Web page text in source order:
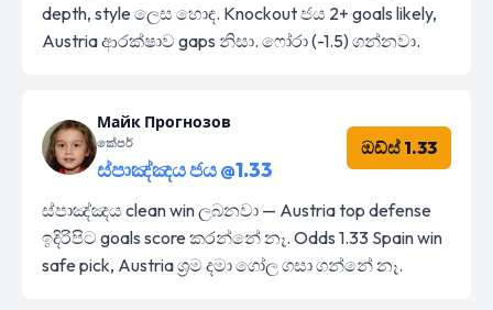
depth, style ලෙස හොඳ. Knockout ජය 2+ goals likely,
Austria ආරක්ෂාව gaps නිසා. ෆෝරා (-1.5) ගන්නවා.
Майк Прогнозов
කේපර්
ස්පාඤ්ඤය ජය @1.33
ඔඩ්ස් 1.33
ස්පාඤ්ඤය clean win ලබනවා — Austria top defense
ඉදිරිපිට goals score කරන්නේ නෑ. Odds 1.33 Spain win
safe pick, Austria ශ්‍රම දමා ගෝල ගසා ගන්නේ නෑ.